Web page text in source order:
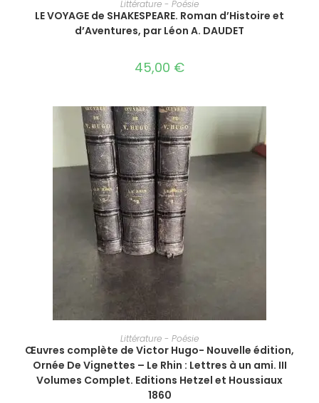
Littérature - Poésie
LE VOYAGE de SHAKESPEARE. Roman d’Histoire et
d’Aventures, par Léon A. DAUDET
45,00 €
AJOUTER AU PANIER
Littérature - Poésie
Œuvres complète de Victor Hugo- Nouvelle édition,
Ornée De Vignettes – Le Rhin : Lettres à un ami. III
Volumes Complet. Editions Hetzel et Houssiaux
1860